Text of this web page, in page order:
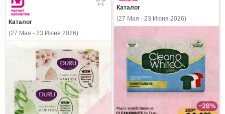
Каталог
(27 Мая - 23 Июня 2026)
Каталог
(27 Мая - 23 Июня 2026)